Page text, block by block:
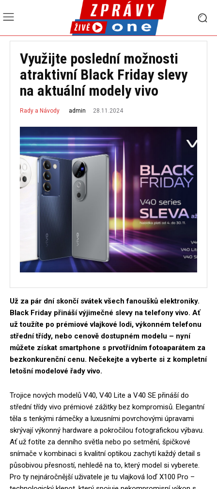
Využijte poslední možnosti
atraktivní Black Friday slevy
na aktuální modely vivo
Rady a Návody admin 28.11.2024
Už za pár dní skončí svátek všech fanoušků elektroniky.
Black Friday přináší výjimečné slevy na telefony vivo. Ať
už toužíte po prémiové vlajkové lodi, výkonném telefonu
střední třídy, nebo cenově dostupném modelu – nyní
můžete získat smartphone s prvotřídním fotoaparátem za
bezkonkurenční cenu. Nečekejte a vyberte si z kompletní
letošní modelové řady vivo.
Trojice nových modelů V40, V40 Lite a V40 SE přináší do
střední třídy vivo prémiové zážitky bez kompromisů. Elegantní
těla s tenkými rámečky a luxusními povrchovými úpravami
skrývají výkonný hardware a pokročilou fotografickou výbavu.
Ať už fotíte za denního světla nebo po setmění, špičkové
snímače v kombinaci s kvalitní optikou zachytí každý detail s
působivou přesností, nehledě na to, který model si vyberete.
Pro ty nejnáročnější uživatele je tu vlajková loď X100 Pro –